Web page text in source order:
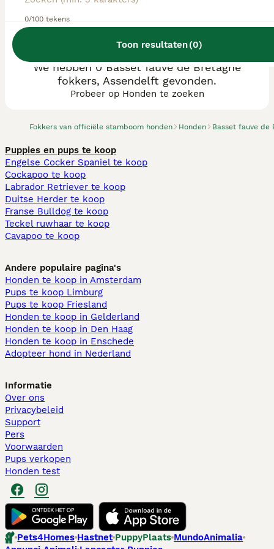
0/100 tekens
Toon resultaten(0)
Fokkers van officiële stamboom honden Honden Basset fauve de
We hebben 0 Basset fauve de Bretagne
fokkers, Assendelft gevonden.
Probeer op Honden te zoeken
Puppies en pups te koop
Engelse Cocker Spaniel te koop
Cockapoo te koop
Labrador Retriever te koop
Duitse Herder te koop
Franse Bulldog te koop
Teckel ruwhaar te koop
Cavapoo te koop
Andere populaire pagina's
Honden te koop in Amsterdam
Pups te koop Limburg​
Pups te koop Friesland​
Honden te koop in Gelderland
Honden te koop in Den Haag
Honden te koop in Enschede
Adopteer hond in Nederland
Informatie
Over ons
Privacybeleid
Support
Pers
Voorwaarden
Pups verkopen
Honden test
Pets4Homes Hastnet PuppyPlaats MundoAnimalia